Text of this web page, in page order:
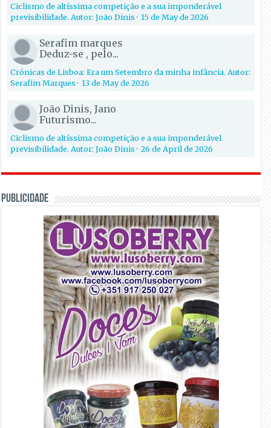
Ciclismo de altíssima competição e a sua imponderável
previsibilidade. Autor: João Dinis·15 de May de 2026
Serafim marques
Deduz-se , pelo...
Crónicas de Lisboa: Era um Setembro da minha infância. Autor:
Serafim Marques·13 de May de 2026
João Dinis, Jano
Futurismo...
Ciclismo de altíssima competição e a sua imponderável
previsibilidade. Autor: João Dinis·26 de April de 2026
PUBLICIDADE